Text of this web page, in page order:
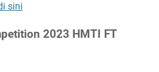
sini
2023 HMTI FT